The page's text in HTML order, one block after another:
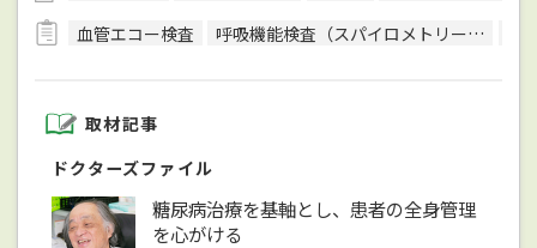
血管エコー検査
呼吸機能検査（スパイロメトリー）
取材記事
ドクターズファイル
糖尿病治療を基軸とし、患者の全身管理
を心がける